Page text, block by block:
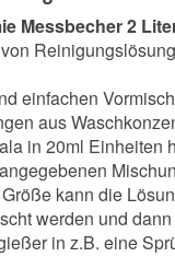
Messbecher 2
einfachen
aus
in 20ml Einheiten
kann die
werden und
in z.B. eine